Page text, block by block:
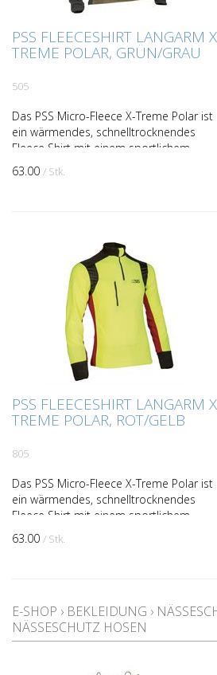
PSS FLEECESHIRT LANGARM
TREME POLAR, GRÜN/GRAU
505
Das PSS Micro-Fleece X-Treme Polar ist
ein wärmendes, schnelltrocknendes
Fleece Shirt mit einem sportlichem
Design. Durch die Verwendung eines
angenehmen und elastischen ...
63.00 / Stk.
PSS FLEECESHIRT LANGARM
TREME POLAR, ROT/GELB
805
Das PSS Micro-Fleece X-Treme Polar ist
ein wärmendes, schnelltrocknendes
Fleece Shirt mit einem sportlichem
Design. Durch die Verwendung eines
angenehmen und elastischen ...
63.00 / Stk.
E-SHOP › BEKLEIDUNG ›
NÄSSESCHUTZ HOSEN